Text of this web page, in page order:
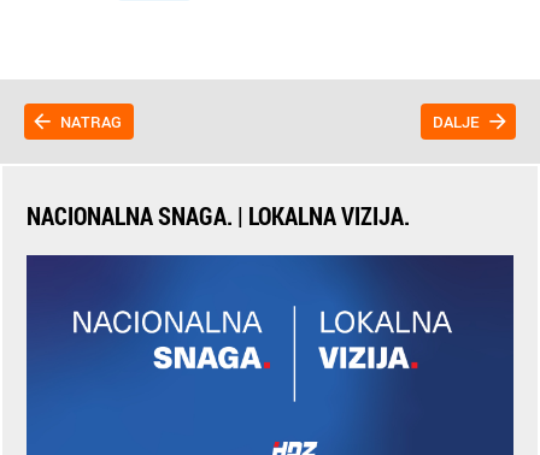
NATRAG DALJE
NACIONALNA SNAGA. | LOKALNA VIZIJA.